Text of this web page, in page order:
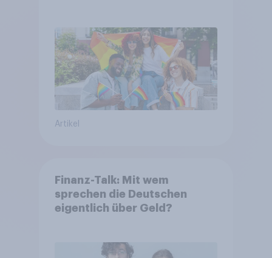
Artikel
Finanz-Talk: Mit wem
sprechen die Deutschen
eigentlich über Geld?